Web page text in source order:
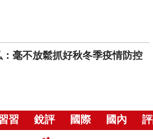
毫不放鬆抓好秋冬季疫情防控
習 銳評 國際 國內